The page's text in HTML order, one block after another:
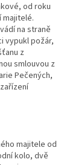
od roku
majitelé.
na straně
vypukl požár,
z
smlouvou z
Pečených,
majitele od
kolo, dvě